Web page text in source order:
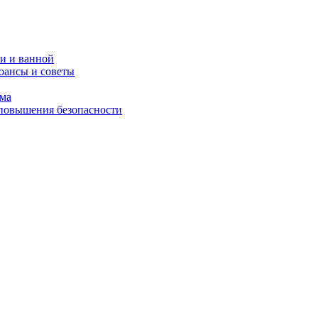
и ванной
и советы
безопасности